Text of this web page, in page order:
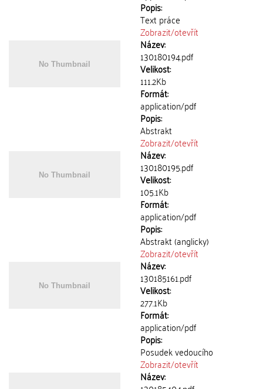
Popis:
Text práce
Zobrazit/otevřít
Název:
130180194.pdf
Velikost:
111.2Kb
Formát:
application/pdf
Popis:
Abstrakt
Zobrazit/otevřít
Název:
130180195.pdf
Velikost:
105.1Kb
Formát:
application/pdf
Popis:
Abstrakt (anglicky)
Zobrazit/otevřít
Název:
130185161.pdf
Velikost:
277.1Kb
Formát:
application/pdf
Popis:
Posudek vedoucího
Zobrazit/otevřít
Název: